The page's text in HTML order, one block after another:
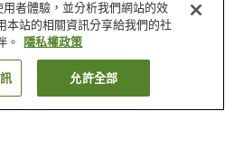
者體驗，並分析我們網站的效
本站的相關資訊分享給我們的社
。
隱私權政策
允許全部